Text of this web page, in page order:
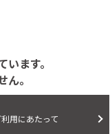
ます。
。
用にあたって